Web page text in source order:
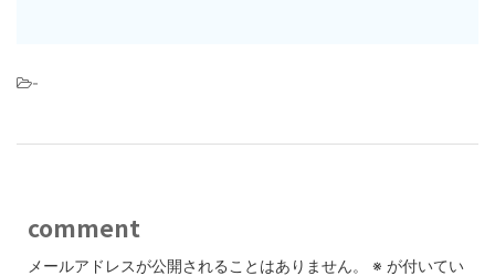
-
comment
メールアドレスが公開されることはありません。 ※ が付いてい